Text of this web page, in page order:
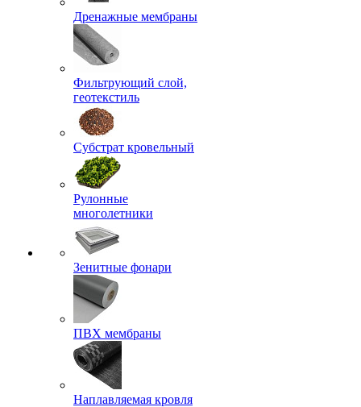
Дренажные мембраны
Фильтрующий слой,
геотекстиль
Субстрат кровельный
Рулонные
многолетники
Зенитные фонари
ПВХ мембраны
Наплавляемая кровля